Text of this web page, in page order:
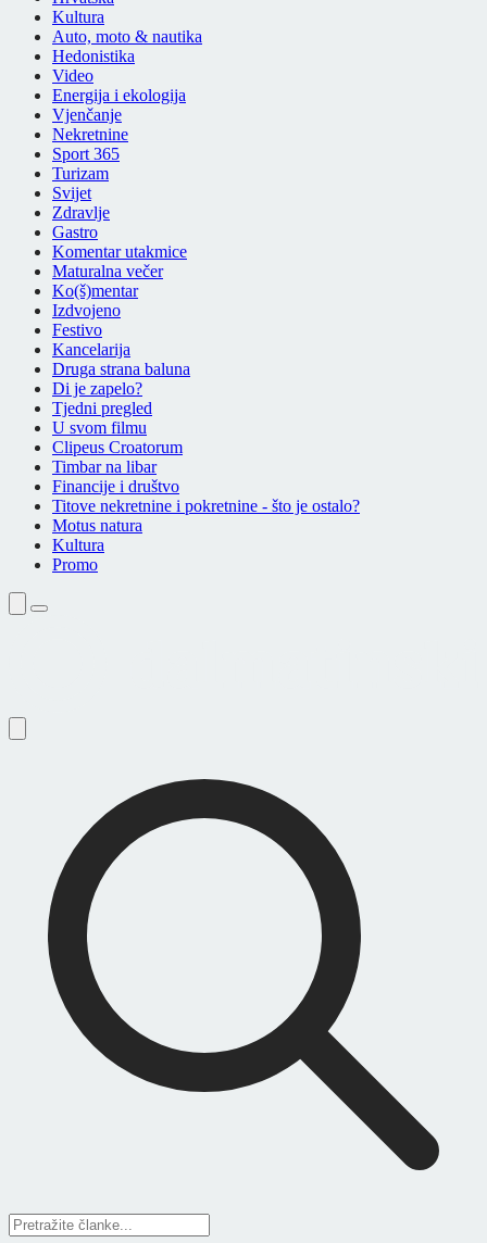
Kultura
Auto, moto & nautika
Hedonistika
Video
Energija i ekologija
Vjenčanje
Nekretnine
Sport 365
Turizam
Svijet
Zdravlje
Gastro
Komentar utakmice
Maturalna večer
Ko(š)mentar
Izdvojeno
Festivo
Kancelarija
Druga strana baluna
Di je zapelo?
Tjedni pregled
U svom filmu
Clipeus Croatorum
Timbar na libar
Financije i društvo
Titove nekretnine i pokretnine - što je ostalo?
Motus natura
Kultura
Promo